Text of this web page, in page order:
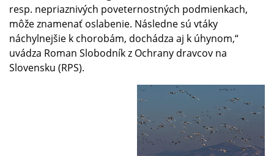
resp. nepriaznivých poveternostných podmienkach,
môže znamenať oslabenie. Následne sú vtáky
náchylnejšie k chorobám, dochádza aj k úhynom,“
uvádza Roman Slobodník z Ochrany dravcov na
Slovensku (RPS).